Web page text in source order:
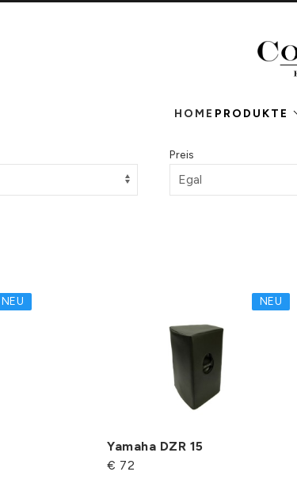
HOME PRODUKTE
Preis
NEU NEU
Yamaha DZR 15
€ 72